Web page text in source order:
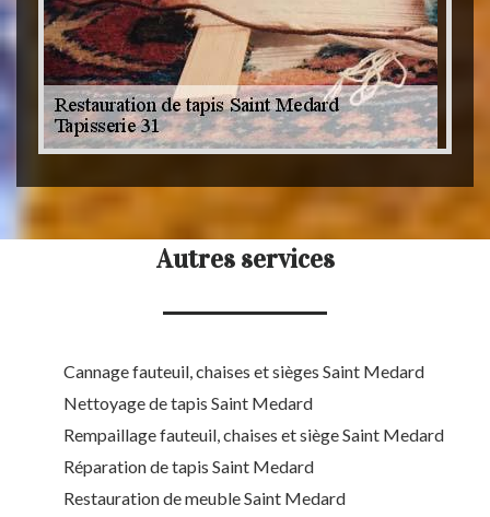
Autres services
Cannage fauteuil, chaises et sièges Saint Medard
Nettoyage de tapis Saint Medard
Rempaillage fauteuil, chaises et siège Saint Medard
Réparation de tapis Saint Medard
Restauration de meuble Saint Medard